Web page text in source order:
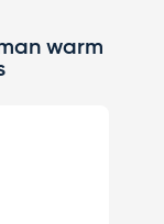
warm